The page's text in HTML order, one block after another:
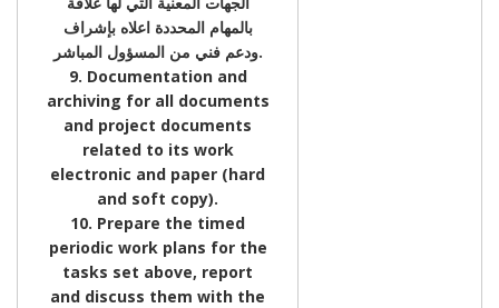
بالمهام المحددة اعلاه بإشراف
ودعم فني من المسؤول المباشر.
9. Documentation and
archiving for all documents
and project documents
related to its work
electronic and paper (hard
and soft copy).
10. Prepare the timed
periodic work plans for the
tasks set above, report
and discuss them with the